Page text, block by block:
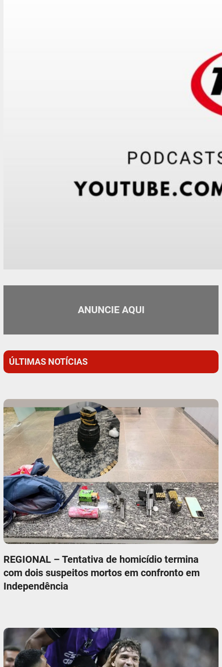
ANUNCIE AQUI
ÚLTIMAS NOTÍCIAS
REGIONAL – Tentativa de homicídio termina
com dois suspeitos mortos em confronto em
Independência